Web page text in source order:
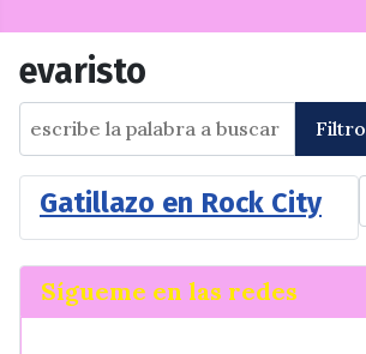
evaristo
Filtro
Gatillazo en Rock City
Sígueme en las redes